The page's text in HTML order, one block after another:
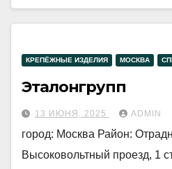
КРЕПЁЖНЫЕ ИЗДЕЛИЯ МОСКВА
Эталонгрупп
13 ИЮНЯ, 2025 ADMIN
город: Москва Район:
Высоковольтный проезд, 1